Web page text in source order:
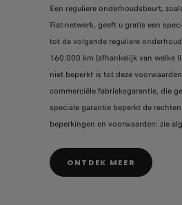
Een reguliere onderhoudsbeurt,
Fiat-netwerk, geeft u gratis een
tot de volgende reguliere
160.000 km (afhankelijk van welke
niet beperkt is tot deze
commerciële fabrieksgarantie, die
speciale garantie beperkt de
beperkingen en voorwaarden: zie
ONTDEK MEER